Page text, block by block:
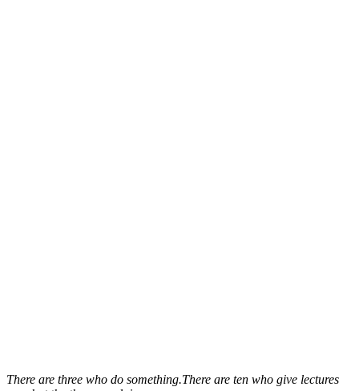
There are three who do something.There are ten who give lectures